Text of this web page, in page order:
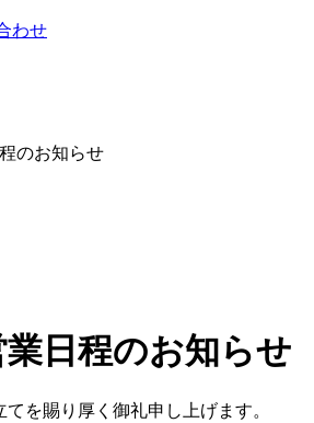
わせ
のお知らせ
日程のお知らせ
を賜り厚く御礼申し上げます。